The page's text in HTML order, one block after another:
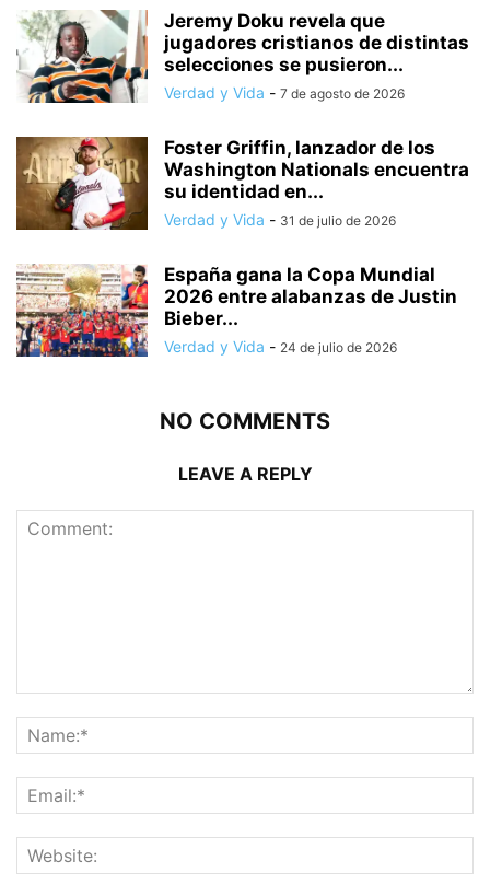
Jeremy Doku revela que
jugadores cristianos de distintas
selecciones se pusieron...
Verdad y Vida - 7 de agosto de 2026
Foster Griffin, lanzador de los
Washington Nationals encuentra
su identidad en...
Verdad y Vida - 31 de julio de 2026
España gana la Copa Mundial
2026 entre alabanzas de Justin
Bieber...
Verdad y Vida - 24 de julio de 2026
NO COMMENTS
LEAVE A REPLY